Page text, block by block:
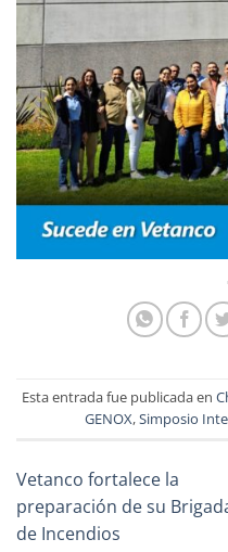
Esta entrada fue publicada en
GENOX,Simposio
Vetanco fortalece la
preparación de su
de Incendios